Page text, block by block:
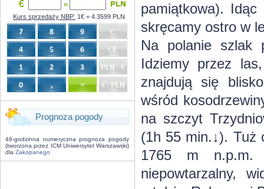
pamiątkowa).
skręcamy ostro w
Na polanie szlak
Idziemy przez
znajdują się
wśród
na szczyt
(1h 55 min.↓). Tuż
1765 m n.p.m.
niepowtarzalny,
=
Kurs sprzedaży NBP: 1€ = 4.3599 PLN
Prognoza pogody
48-godzinna numeryczna prognoza pogody
(tworzona przez ICM Uniwersytet Warszawski)
dla Zakopanego